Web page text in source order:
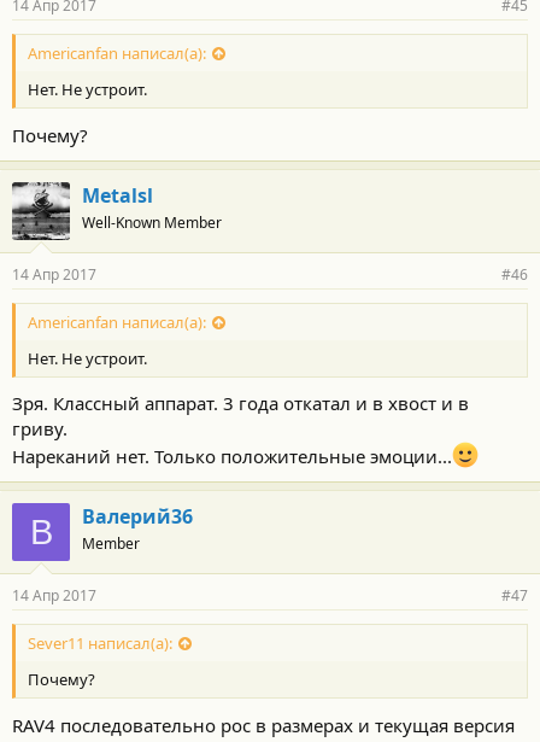
14 Апр 2017 #45
Americanfan написал(а):
Нет. Не устроит.
Почему?
Metalsl
Well-Known Member
14 Апр 2017 #46
Americanfan написал(а):
Нет. Не устроит.
Зря. Классный аппарат. 3 года откатал и в хвост и в
гриву.
Нареканий нет. Только положительные эмоции...
В Валерий36
Member
14 Апр 2017 #47
Sever11 написал(а):
Почему?
RAV4 последовательно рос в размерах и текущая версия